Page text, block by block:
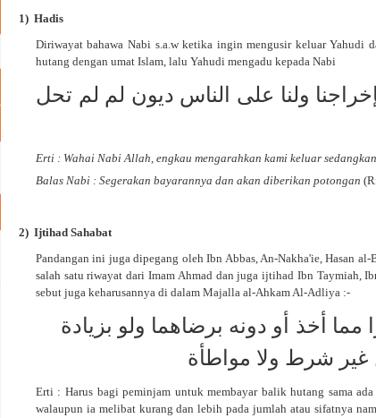
1) Hadis
Diriwayat bahawa Nabi s.a.w ketika ingin mengusir keluar Yahudi
hutang dengan umat Islam, lalu Yahudi mengadu kepada Nabi
ولنا على الناس ديون لم لم تحل
Erti : Wahai Nabi Allah, engkau mengarahkan kami keluar
Balas Nabi : Segerakan bayarannya dan akan diberikan potongan
2) Ijtihad Sahabat
Pandangan ini juga dipegang oleh Ibn Abbas, An-Nakha'ie, Hasan
salah satu riwayat dari Imam Ahmad dan juga ijtihad Ibn Taymiah,
sebut juga keharusannya di dalam Majalla al-Ahkam Al-Adliya :-
أخذ أو دونه برضاهما ولو بزيادة
غير شرط ولا مواطأة
Erti : Harus bagi peminjam untuk membayar balik hutang sama
walaupun ia melibat kurang dan lebih pada jumlah atau sifatnya